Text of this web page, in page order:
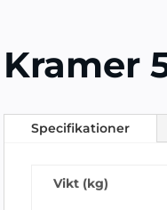
Kramer
Specifikationer
Vikt (kg)